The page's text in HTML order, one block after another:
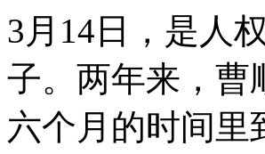
3月14日，是人
子。两年来，曹
六个月的时间里